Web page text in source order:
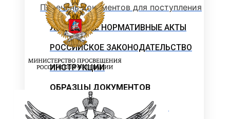
Перечень документов для поступления
ЛОКАЛЬНЫЕ НОРМАТИВНЫЕ АКТЫ
РОССИЙСКОЕ ЗАКОНОДАТЕЛЬСТВО
ИНСТРУКЦИИ
ОБРАЗЦЫ ДОКУМЕНТОВ
ОБРАЗОВАТЕЛЬНЫЙ КРЕДИТ